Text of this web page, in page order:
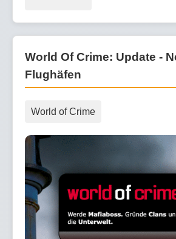
World Of Crime: Update -
Flughäfen
World of Crime